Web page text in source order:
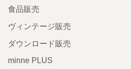
食品販売
ヴィンテージ販売
ダウンロード販売
minne PLUS